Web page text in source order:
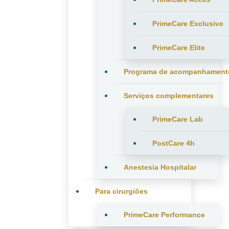
PrimeCare Exclusive
PrimeCare Elite
Programa de
Serviços complementares
PrimeCare Lab
PostCare 4h
Anestesia Hospitalar
Para cirurgiões
PrimeCare Performance